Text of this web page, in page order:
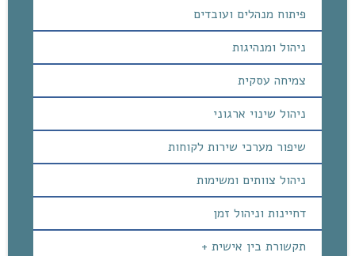
פיתוח מנהלים ועובדים
ניהול ומנהיגות
צמיחה עסקית
ניהול שינוי ארגוני
שיפור מערכי שירות לקוחות
ניהול צוותים ומשימות
דחיינות וניהול זמן
תקשורת בין אישית +